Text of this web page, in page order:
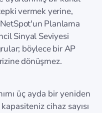
vermek yerine,
NetSpot'un Planlama
Sinyal Seviyesi
böylece bir AP
dönüşmez.
üç ayda bir yeniden
cihaz sayısı